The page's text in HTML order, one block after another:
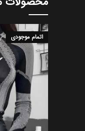
اتمام موجودی